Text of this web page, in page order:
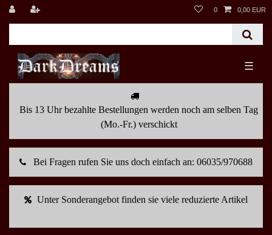
0 0,00 EUR
☰
Bis 13 Uhr bezahlte Bestellungen werden noch am selben Tag
(Mo.-Fr.) verschickt
Bei Fragen rufen Sie uns doch einfach an: 06035/970688
Unter Sonderangebot finden sie viele reduzierte Artikel